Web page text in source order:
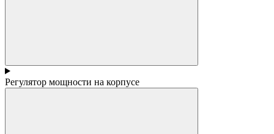
Регулятор мощности на корпусе